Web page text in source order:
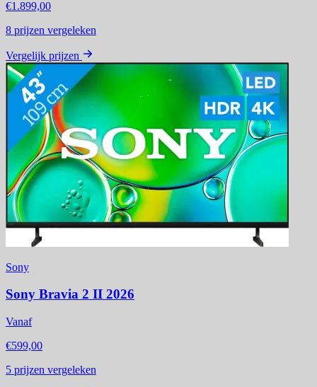
€1.899,00
8 prijzen vergeleken
Vergelijk prijzen
Sony
Sony Bravia 2 II 2026
Vanaf
€599,00
5 prijzen vergeleken